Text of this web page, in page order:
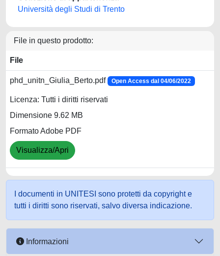
Università degli Studi di Trento
File in questo prodotto:
File
phd_unitn_Giulia_Berto.pdf Open Access dal 04/06/2022
Licenza: Tutti i diritti riservati
Dimensione 9.62 MB
Formato Adobe PDF
Visualizza/Apri
I documenti in UNITESI sono protetti da copyright e
tutti i diritti sono riservati, salvo diversa indicazione.
Informazioni